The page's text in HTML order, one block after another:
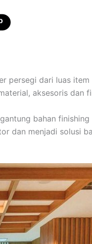
persegi dari luas
aksesoris dan
bahan
dan menjadi solusi